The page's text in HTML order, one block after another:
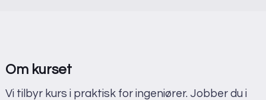
Adresse
Om kurset
Vi tilbyr kurs i praktisk for ingeniører. Jobber du i